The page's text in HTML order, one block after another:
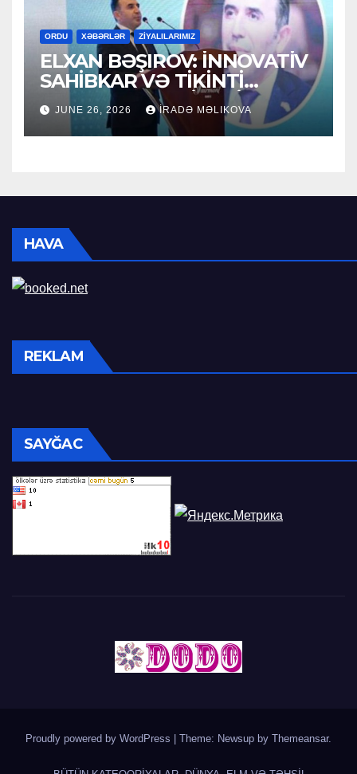
ORDU XƏBƏRLƏR ZİYALILARIMIZ
ELXAN BƏŞIROV: İNNOVATİV
SAHİBKAR VƏ TİKİNTİ
SEKTORUNUN LİDERİ
JUNE 26, 2026 İRADƏ MƏLIKOVA
HAVA
REKLAM
SAYĞAC
Proudly powered by WordPress Theme: Newsup by Themeansar.